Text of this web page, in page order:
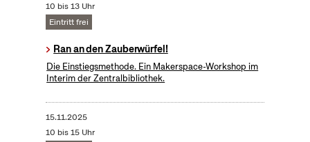
10 bis 13 Uhr
Eintritt frei
Ran an den Zauberwürfel!
Die Einstiegsmethode. Ein Makerspace-Workshop im
Interim der Zentralbibliothek.
15.11.2025
10 bis 15 Uhr